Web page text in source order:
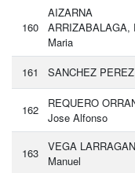
160
AIZARNA
ARRIZABALAGA,
Maria
161 SANCHEZ
162
REQUERO
Jose Alfonso
163
VEGA
Manuel